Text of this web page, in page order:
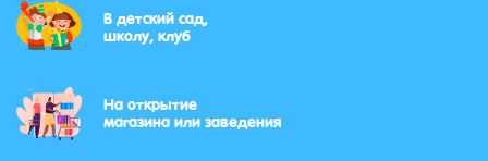
В детский сад,
школу, клуб
На открытие
магазина или заведения